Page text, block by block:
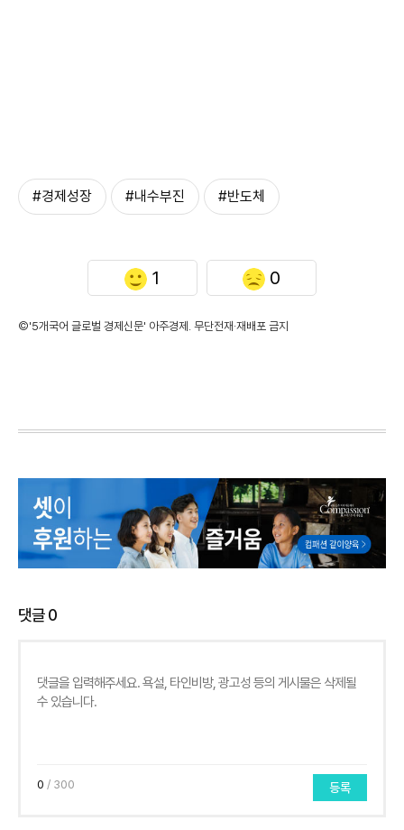
#경제성장 #내수부진 #반도체
1 0
©'5개국어 글로벌 경제신문' 아주경제. 무단전재·재배포 금지
댓글0
0 / 300 등록